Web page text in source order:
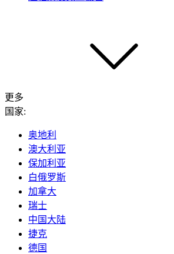
更多
国家:
奥地利
澳大利亚
保加利亚
白俄罗斯
加拿大
瑞士
中国大陆
捷克
德国